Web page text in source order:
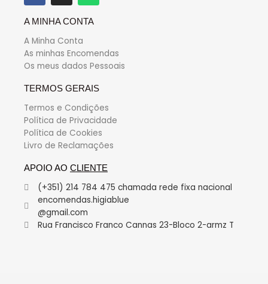
A MINHA CONTA
A Minha Conta
As minhas Encomendas
Os meus dados Pessoais
TERMOS GERAIS
Termos e Condições
Política de Privacidade
Política de Cookies
Livro de Reclamações
APOIO AO CLIENTE
(+351) 214 784 475 chamada rede fixa nacional
encomendas.higiablue
@gmail.com
Rua Francisco Franco Cannas 23-Bloco 2-armz T